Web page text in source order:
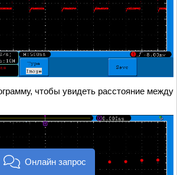
чтобы увидеть расстояние между
Онлайн запрос